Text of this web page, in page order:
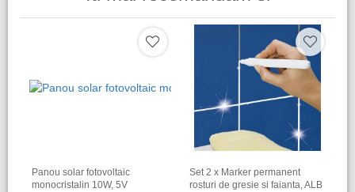
Panou solar fotovoltaic
monocristalin 10W, 5V
Set 2 x Marker permanent
rosturi de gresie si faianta, ALB